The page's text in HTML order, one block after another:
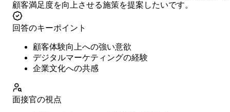
顧客満足度を向上させる施策を提案したいです。
回答のキーポイント
顧客体験向上への強い意欲
デジタルマーケティングの経験
企業文化への共感
面接官の視点